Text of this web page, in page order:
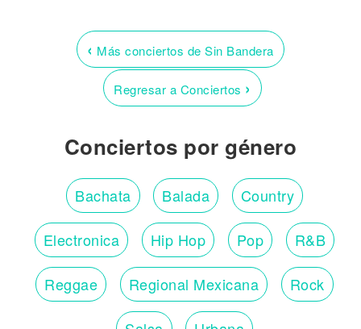
‹ Más conciertos de Sin Bandera
Regresar a Conciertos ›
Conciertos por género
Bachata Balada Country
Electronica Hip Hop Pop R&B
Reggae Regional Mexicana Rock